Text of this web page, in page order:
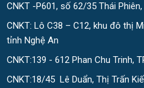
CNKT -P601, số 62/35 Thái
CNKT: Lô C38 – C12, khu đô thị
tỉnh Nghệ An
CNKT:139 - 612 Phan Chu Trinh,
CNKT:18/45 Lê Duẩn, Thị Trấn